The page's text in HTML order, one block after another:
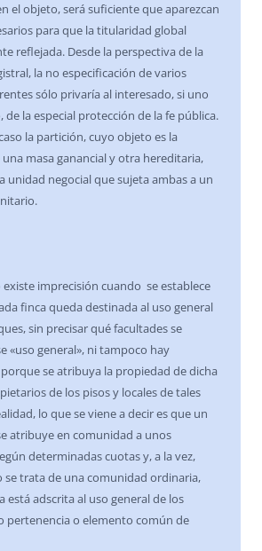
el objeto, será suficiente que aparezcan
para que la titularidad global
reflejada. Desde la perspectiva de la
la no especificación de varios
sólo privaría al interesado, si uno
de la especial protección de la fe pública.
la partición, cuyo objeto es la
masa ganancial y otra hereditaria,
unidad negocial que sujeta ambas a un
existe imprecisión cuando se establece
finca queda destinada al uso general
sin precisar qué facultades se
«uso general», ni tampoco hay
se atribuya la propiedad de dicha
de los pisos y locales de tales
lo que se viene a decir es que un
atribuye en comunidad a unos
determinadas cuotas y, a la vez,
se trata de una comunidad ordinaria,
está adscrita al uso general de los
pertenencia o elemento común de